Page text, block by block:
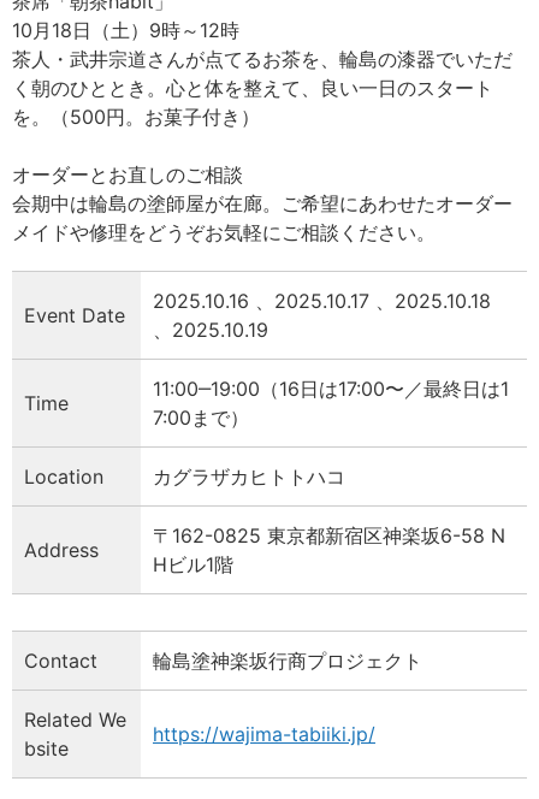
10月18日（土）9時～12時
茶人・武井宗道さんが点てるお茶を、輪島の漆器でいただ
く朝のひととき。心と体を整えて、良い一日のスタート
を。（500円。お菓子付き）
オーダーとお直しのご相談
会期中は輪島の塗師屋が在廊。ご希望にあわせたオーダー
メイドや修理をどうぞお気軽にご相談ください。
Event Date
2025.10.16 、2025.10.17 、2025.10.18
、2025.10.19
Time
11:00‒19:00（16日は17:00〜／最終日は1
7:00まで）
Location カグラザカヒトトハコ
Address
〒162-0825 東京都新宿区神楽坂6-58 N
Hビル1階
Contact 輪島塗神楽坂行商プロジェクト
Related We
bsite
https://wajima-tabiiki.jp/